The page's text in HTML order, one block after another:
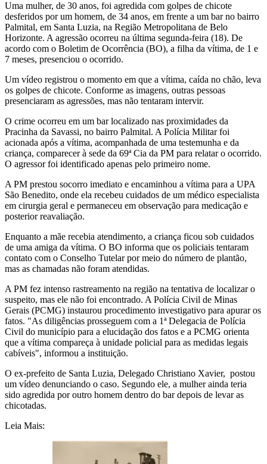
Uma mulher, de 30 anos, foi agredida com golpes de chicote
desferidos por um homem, de 34 anos, em frente a um bar no bairro
Palmital, em Santa Luzia, na Região Metropolitana de Belo
Horizonte. A agressão ocorreu na última segunda-feira (18). De
acordo com o Boletim de Ocorrência (BO), a filha da vítima, de 1 e
7 meses, presenciou o ocorrido.
Um vídeo registrou o momento em que a vítima, caída no chão, leva
os golpes de chicote. Conforme as imagens, outras pessoas
presenciaram as agressões, mas não tentaram intervir.
O crime ocorreu em um bar localizado nas proximidades da
Pracinha da Savassi, no bairro Palmital. A Polícia Militar foi
acionada após a vítima, acompanhada de uma testemunha e da
criança, comparecer à sede da 69ª Cia da PM para relatar o ocorrido.
O agressor foi identificado apenas pelo primeiro nome.
A PM prestou socorro imediato e encaminhou a vítima para a UPA
São Benedito, onde ela recebeu cuidados de um médico especialista
em cirurgia geral e permaneceu em observação para medicação e
posterior reavaliação.
Enquanto a mãe recebia atendimento, a criança ficou sob cuidados
de uma amiga da vítima. O BO informa que os policiais tentaram
contato com o Conselho Tutelar por meio do número de plantão,
mas as chamadas não foram atendidas.
A PM fez intenso rastreamento na região na tentativa de localizar o
suspeito, mas ele não foi encontrado. A Polícia Civil de Minas
Gerais (PCMG) instaurou procedimento investigativo para apurar os
fatos. "As diligências prosseguem com a 1ª Delegacia de Polícia
Civil do município para a elucidação dos fatos e a PCMG orienta
que a vítima compareça à unidade policial para as medidas legais
cabíveis", informou a instituição.
O ex-prefeito de Santa Luzia, Delegado Christiano Xavier, postou
um vídeo denunciando o caso. Segundo ele, a mulher ainda teria
sido agredida por outro homem dentro do bardepois de levar as
chicotadas.
Leia Mais: